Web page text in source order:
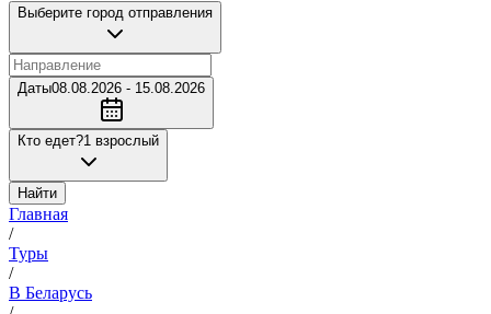
Выберите город отправления
Даты08.08.2026 - 15.08.2026
Кто едет?1 взрослый
Найти
Главная
/
Туры
/
В Беларусь